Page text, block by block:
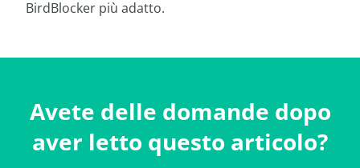
BirdBlocker più adatto.
Avete delle domande dopo
aver letto questo articolo?